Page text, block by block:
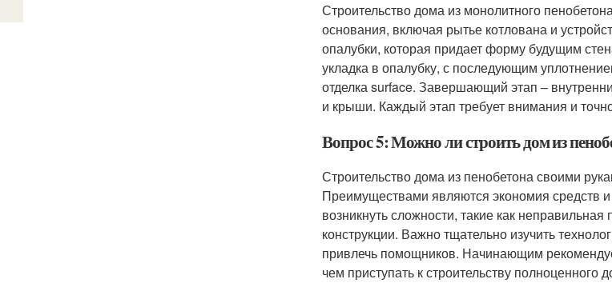
Строительство дома из монолитного
основания, включая рытье котлована и
опалубки, которая придает форму будущим
укладка в опалубку, с последующим
отделка surface. Завершающий этап –
и крыши. Каждый этап требует внимания и
Вопрос 5: Можно ли строить дом из
Строительство дома из пенобетона своими
Преимуществами являются экономия средств
возникнуть сложности, такие как
конструкции. Важно тщательно изучить
привлечь помощников. Начинающим
чем приступать к строительству полноценного